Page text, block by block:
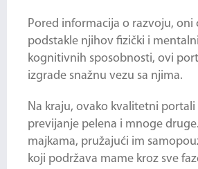
Pored informacija o razvoju,
podstakle njihov fizički i
kognitivnih sposobnosti, ovi
izgrade snažnu vezu sa njima.
Na kraju, ovako kvalitetni
previjanje pelena i mnoge
majkama, pružajući im
koji podržava mame kroz sve